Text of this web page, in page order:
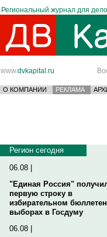
Региональный журнал для
www.dvkapital.ru
О КОМПАНИИ РЕКЛАМА
Регион сегодня
06.08 |
"Единая Россия"
первую строку в
избирательном
выборах в Госдуму
06.08 |